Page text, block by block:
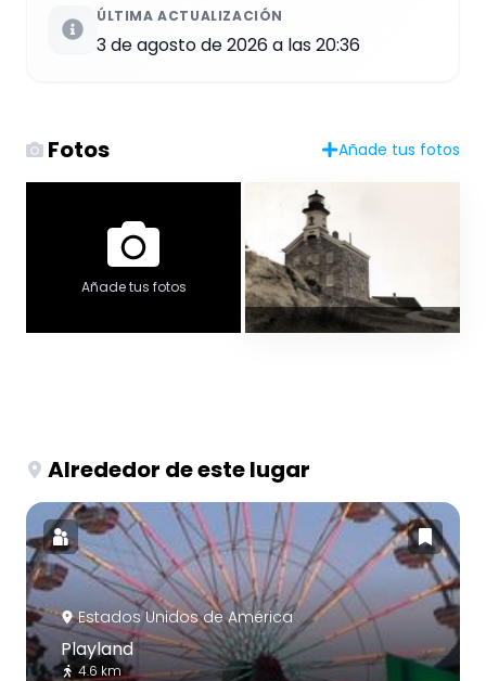
ÚLTIMA ACTUALIZACIÓN
3 de agosto de 2026 a las 20:36
Fotos Añade tus fotos
Añade tus fotos
Alrededor de este lugar
Estados Unidos de América
Playland
4.6 km